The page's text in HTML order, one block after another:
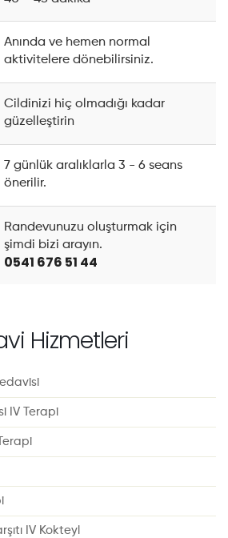
Anında ve hemen normal
aktivitelere dönebilirsiniz.
Cildinizi hiç olmadığı kadar
güzelleştirin
7 günlük aralıklarla 3 - 6 seans
önerilir.
Randevunuzu oluşturmak için
şimdi bizi arayın.
0541 676 51 44
Hizmetleri
IV Terapi
IV Kokteyl